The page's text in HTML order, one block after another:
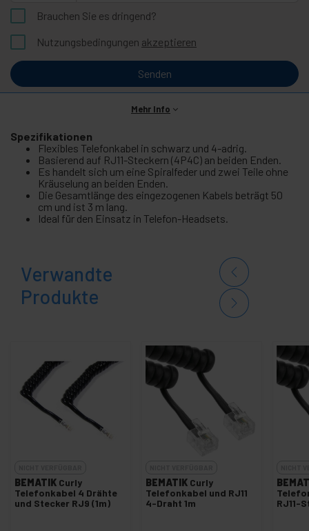
Brauchen Sie es dringend?
Nutzungsbedingungen akzeptieren
Senden
Mehr Info
Spezifikationen
Flexibles Telefonkabel in schwarz und 4-adrig.
Basierend auf RJ11-Steckern (4P4C) an beiden Enden.
Es handelt sich um eine Spiralfeder und zwei Teile ohne
Kräuselung an beiden Enden.
Die Gesamtlänge des eingezogenen Kabels beträgt 50
cm und ist 3 m lang.
Ideal für den Einsatz in Telefon-Headsets.
Verwandte
Produkte
BEMATIK Curly
Telefonkabel 4 Drähte
und Stecker RJ9 (1m)
BEMATIK Curly
Telefonkabel und RJ11
4-Draht 1m
RJ11-